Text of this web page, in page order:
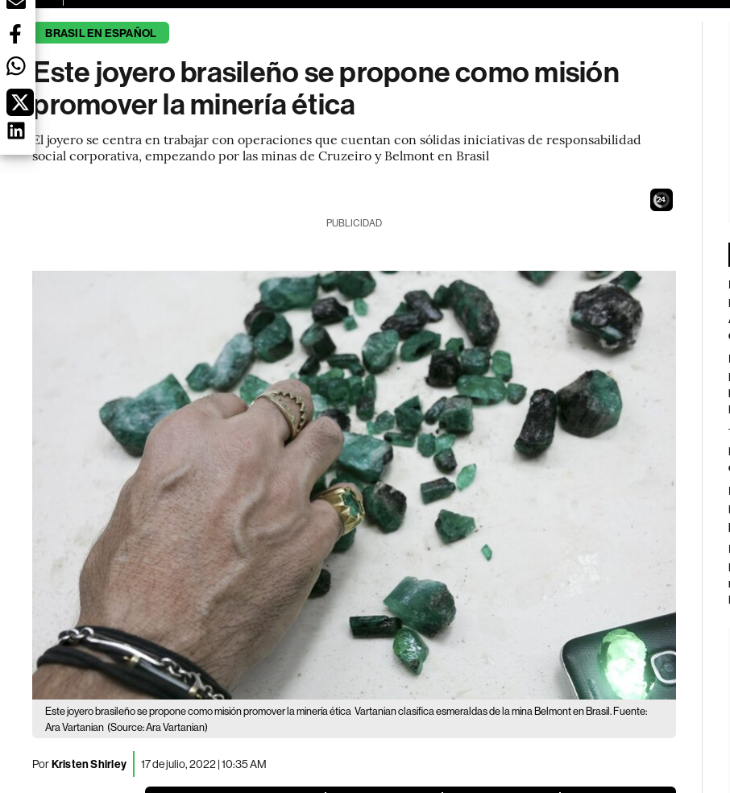
BRASIL EN ESPAÑOL
Este joyero brasileño se propone como misión
promover la minería ética
El joyero se centra en trabajar con operaciones que cuentan con sólidas iniciativas de responsabilidad
social corporativa, empezando por las minas de Cruzeiro y Belmont en Brasil
23
PUBLICIDAD
Este joyero brasileño se propone como misión promover la minería ética Vartanian clasifica esmeraldas de la mina Belmont en Brasil. Fuente:
Ara Vartanian (Source: Ara Vartanian)
PorKristen Shirley 17 de julio, 2022 | 10:35 AM